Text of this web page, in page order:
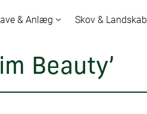
& Anlæg Skov & Landskab
Beauty’